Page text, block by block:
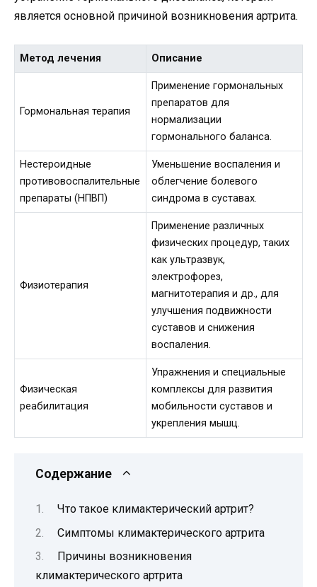
является основной причиной возникновения артрита.
Метод лечения Описание
Гормональная терапия
Применение гормональных
препаратов для
нормализации
гормонального баланса.
Нестероидные
противовоспалительные
препараты (НПВП)
Уменьшение воспаления и
облегчение болевого
синдрома в суставах.
Физиотерапия
Применение различных
физических процедур, таких
как ультразвук,
электрофорез,
магнитотерапия и др., для
улучшения подвижности
суставов и снижения
воспаления.
Физическая
реабилитация
Упражнения и специальные
комплексы для развития
мобильности суставов и
укрепления мышц.
Содержание
Что такое климактерический артрит?
Симптомы климактерического артрита
Причины возникновения
климактерического артрита